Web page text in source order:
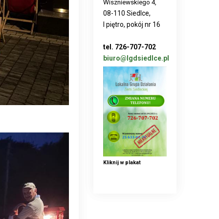
Wiszniewskiego 4,
08-110 Siedlce,
I piętro, pokój nr 16
tel. 726-707-702
biuro@lgdsiedlce.pl
Kliknij w plakat